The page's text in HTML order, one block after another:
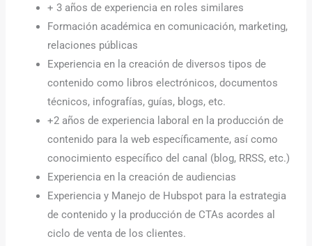
+ 3 años de experiencia en roles similares
Formación académica en comunicación, marketing,
relaciones públicas
Experiencia en la creación de diversos tipos de
contenido como libros electrónicos, documentos
técnicos, infografías, guías, blogs, etc.
+2 años de experiencia laboral en la producción de
contenido para la web específicamente, así como
conocimiento específico del canal (blog, RRSS, etc.)
Experiencia en la creación de audiencias
Experiencia y Manejo de Hubspot para la estrategia
de contenido y la producción de CTAs acordes al
ciclo de venta de los clientes.